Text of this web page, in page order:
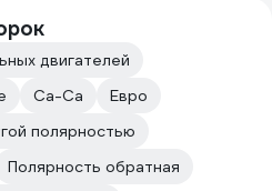
двигателей
Ca-Ca
Евро
полярностью
Полярность обратная